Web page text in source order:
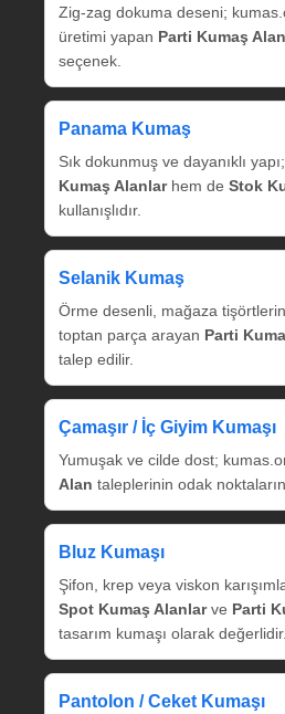
Zig‑zag dokuma deseni;
üretimi yapan Parti Kumaş
seçenek.
Panama Kumaş
Sık dokunmuş ve dayanıklı
Kumaş Alanlarhem de Stok
kullanışlıdır.
Selanik Kumaş
Örme desenli, mağaza
toptan parça arayan Parti
talep edilir.
Çamaşır / İç Giyim Kumaşı
Yumuşak ve cilde dost;
Alan taleplerinin odak
Bluz Kumaşı
Şifon, krep veya viskon
Spot Kumaş Alanlarve Parti
tasarım kumaşı olarak değerlidir.
Pantolon / Ceket Kumaşı